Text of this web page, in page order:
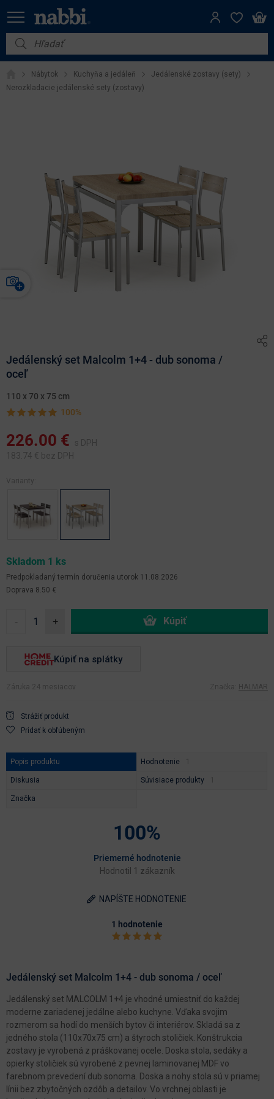
Nábytok
Vybavenie do domácnosti
Nábytok Kuchyňa a jedáleň
Jedálenské zostavy (sety)
Nerozkladacie jedálenské sety (zostavy)
Jedálenský set Malcolm 1+4 - dub sonoma /
oceľ
110 x 70 x 75 cm
100%
226.00 €
s DPH
183.74 € bez DPH
Varianty:
Skladom 1 ks
Predpokladaný termín doručenia utorok 11.08.2026
Doprava 8.50 €
- +
Kúpiť na splátky
Záruka 24 mesiacov Značka: HALMAR
Strážiť produkt
Pridať k obľúbeným
Popis produktu Hodnotenie
Diskusia Súvisiace produkty
Značka
100%
Priemerné hodnotenie
Hodnotil 1 zákazník
NAPÍŠTE HODNOTENIE
1 hodnotenie
Jedálenský set Malcolm 1+4 - dub sonoma / oceľ
Jedálenský set MALCOLM 1+4 je vhodné umiestniť do každej
moderne zariadenej jedálne alebo kuchyne. Vďaka svojim
rozmerom sa hodí do menších bytov či interiérov. Skladá sa z
jedného stola (110x70x75 cm) a štyroch stoličiek. Konštrukcia
zostavy je vyrobená z práškovanej ocele. Doska stola, sedáky a
opierky stoličiek sú vyrobené z pevnej laminovanej MDF vo
farebnom prevedení dub sonoma. Doska a nohy stola sú v priamej
línii bez zbytočných ozdôb a detailov. Vo vrchnej oblasti je